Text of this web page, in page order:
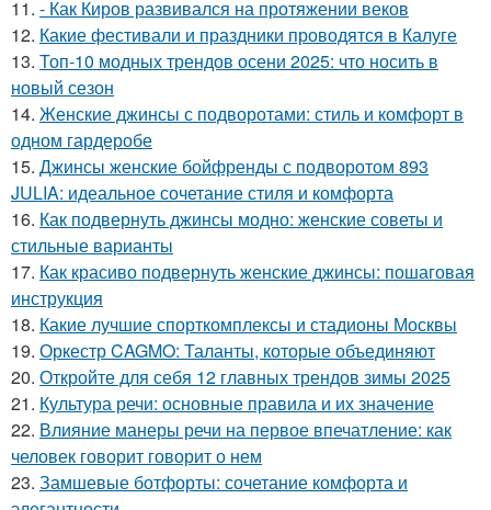
11. - Как Киров развивался на протяжении веков
12. Какие фестивали и праздники проводятся в Калуге
13. Топ-10 модных трендов осени 2025: что носить в
новый сезон
14. Женские джинсы с подворотами: стиль и комфорт в
одном гардеробе
15. Джинсы женские бойфренды с подворотом 893
JULIA: идеальное сочетание стиля и комфорта
16. Как подвернуть джинсы модно: женские советы и
стильные варианты
17. Как красиво подвернуть женские джинсы: пошаговая
инструкция
18. Какие лучшие спорткомплексы и стадионы Москвы
19. Оркестр CAGMO: Таланты, которые объединяют
20. Откройте для себя 12 главных трендов зимы 2025
21. Культура речи: основные правила и их значение
22. Влияние манеры речи на первое впечатление: как
человек говорит говорит о нем
23. Замшевые ботфорты: сочетание комфорта и